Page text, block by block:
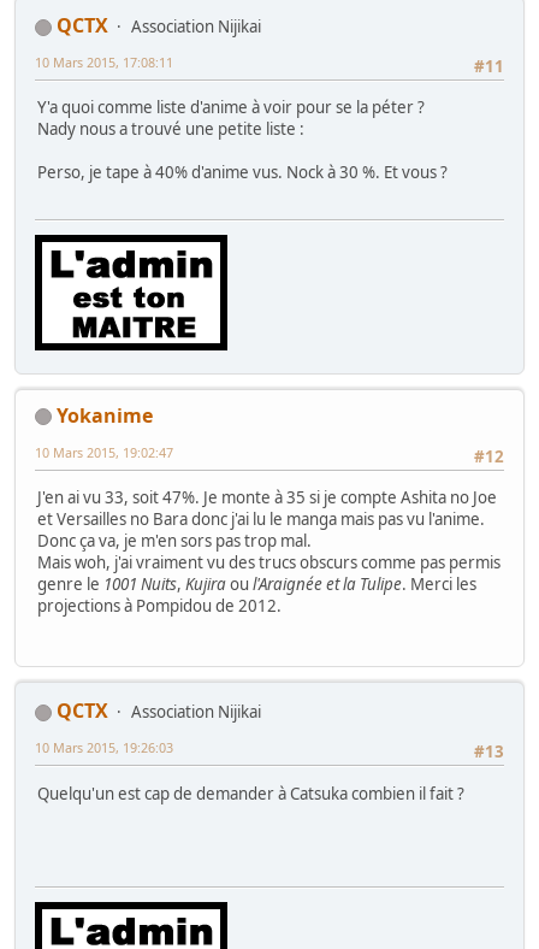
QCTX
Association Nijikai
#11
10 Mars 2015, 17:08:11
Y'a quoi comme liste d'anime à voir pour se la péter ?
Nady nous a trouvé une petite liste :
Perso, je tape à 40% d'anime vus. Nock à 30 %. Et vous ?
Yokanime
#12
10 Mars 2015, 19:02:47
J'en ai vu 33, soit 47%. Je monte à 35 si je compte Ashita no Joe
et Versailles no Bara donc j'ai lu le manga mais pas vu l'anime.
Donc ça va, je m'en sors pas trop mal.
Mais woh, j'ai vraiment vu des trucs obscurs comme pas permis
genre le 1001 Nuits, Kujiraou l'Araignée et la Tulipe. Merci les
projections à Pompidou de 2012.
QCTX
Association Nijikai
#13
10 Mars 2015, 19:26:03
Quelqu'un est cap de demander à Catsuka combien il fait ?